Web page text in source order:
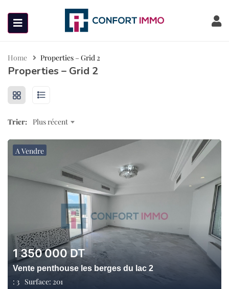
Home Properties – Grid 2
Properties – Grid 2
Trier: Plus récent
A Vendre
1 350 000DT
Vente penthouse les berges du lac 2
: 3 Surface: 201